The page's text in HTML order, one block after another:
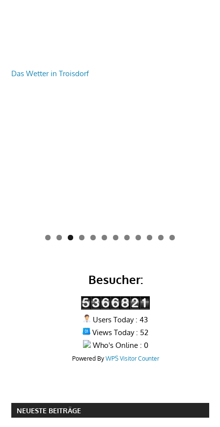
Das Wetter in Troisdorf
0 1 2
Besucher:
Users Today : 43
Views Today : 52
Who's Online : 0
Powered By WPS Visitor Counter
NEUESTE BEITRÄGE